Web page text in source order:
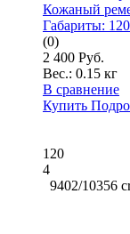
Кожаный
Габариты:
(0)
2 400 Руб.
Вес.: 0.15 кг
В сравнение
Купить
120
4
9402/10356